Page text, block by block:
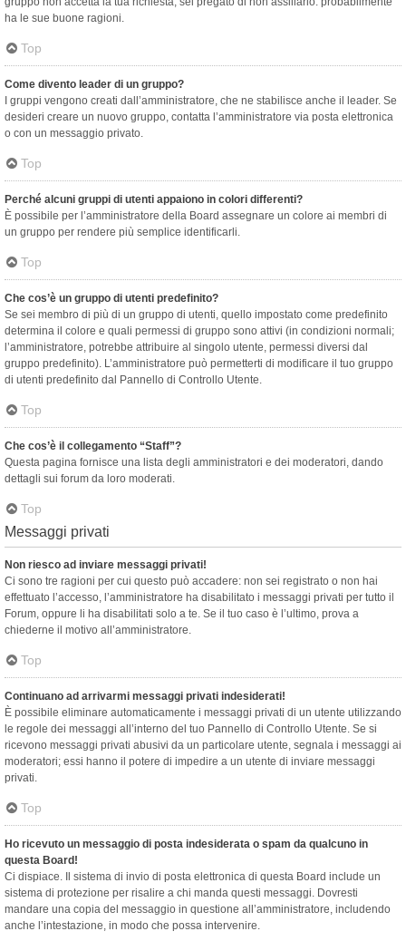
ha le sue buone ragioni.
Top
Come divento leader di un gruppo?
I gruppi vengono creati dall’amministratore, che ne stabilisce anche il leader. Se
desideri creare un nuovo gruppo, contatta l’amministratore via posta elettronica
o con un messaggio privato.
Top
Perché alcuni gruppi di utenti appaiono in colori differenti?
È possibile per l’amministratore della Board assegnare un colore ai membri di
un gruppo per rendere più semplice identificarli.
Top
Che cos’è un gruppo di utenti predefinito?
Se sei membro di più di un gruppo di utenti, quello impostato come predefinito
determina il colore e quali permessi di gruppo sono attivi (in condizioni normali;
l’amministratore, potrebbe attribuire al singolo utente, permessi diversi dal
gruppo predefinito). L’amministratore può permetterti di modificare il tuo gruppo
di utenti predefinito dal Pannello di Controllo Utente.
Top
Che cos’è il collegamento “Staff”?
Questa pagina fornisce una lista degli amministratori e dei moderatori, dando
dettagli sui forum da loro moderati.
Top
Messaggi privati
Non riesco ad inviare messaggi privati!
Ci sono tre ragioni per cui questo può accadere: non sei registrato o non hai
effettuato l’accesso, l’amministratore ha disabilitato i messaggi privati per tutto il
Forum, oppure li ha disabilitati solo a te. Se il tuo caso è l’ultimo, prova a
chiederne il motivo all’amministratore.
Top
Continuano ad arrivarmi messaggi privati indesiderati!
È possibile eliminare automaticamente i messaggi privati ​​di un utente utilizzando
le regole dei messaggi all’interno del tuo Pannello di Controllo Utente. Se si
ricevono messaggi privati ​​abusivi da un particolare utente, segnala i messaggi ai
moderatori; essi hanno il potere di impedire a un utente di inviare messaggi
privati​​.
Top
Ho ricevuto un messaggio di posta indesiderata o spam da qualcuno in
questa Board!
Ci dispiace. Il sistema di invio di posta elettronica di questa Board include un
sistema di protezione per risalire a chi manda questi messaggi. Dovresti
mandare una copia del messaggio in questione all’amministratore, includendo
anche l’intestazione, in modo che possa intervenire.